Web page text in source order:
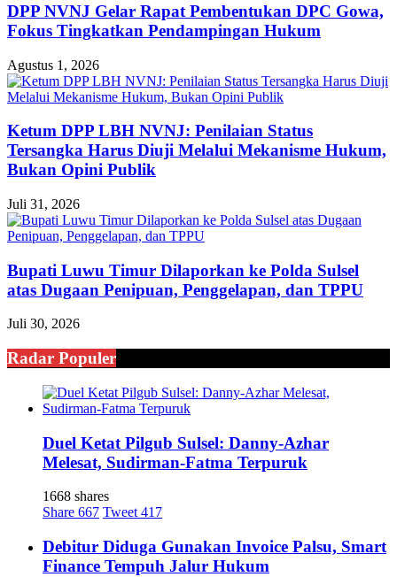
DPP NVNJ Gelar Rapat Pembentukan DPC Gowa,
Fokus Tingkatkan Pendampingan Hukum
Agustus 1, 2026
Ketum DPP LBH NVNJ: Penilaian Status
Tersangka Harus Diuji Melalui Mekanisme Hukum,
Bukan Opini Publik
Juli 31, 2026
Bupati Luwu Timur Dilaporkan ke Polda Sulsel
atas Dugaan Penipuan, Penggelapan, dan TPPU
Juli 30, 2026
Radar Populer
Duel Ketat Pilgub Sulsel: Danny-Azhar
Melesat, Sudirman-Fatma Terpuruk
1668 shares
Share 667 Tweet 417
Debitur Diduga Gunakan Invoice Palsu, Smart
Finance Tempuh Jalur Hukum